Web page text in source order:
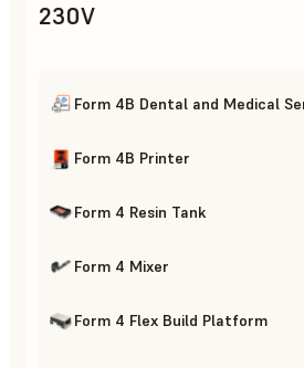
230V
Form 4B Dental and Medical
Form 4B Printer
Form 4 Resin Tank
Form 4 Mixer
Form 4 Flex Build Platform